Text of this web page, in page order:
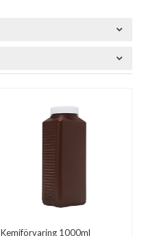
Kemiförvaring 1000ml